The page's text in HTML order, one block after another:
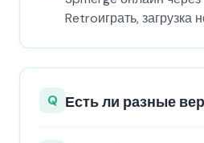
Retroиграть, загрузка
Q Есть ли разные